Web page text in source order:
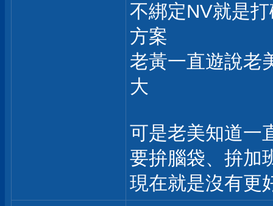
不綁定NV就是
方案
老黃一直遊說老
大
可是老美知道一
要拚腦袋、拚加
現在就是沒有更